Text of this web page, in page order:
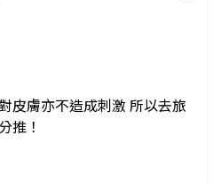
皮膚亦不造成刺激 所以去旅
推！